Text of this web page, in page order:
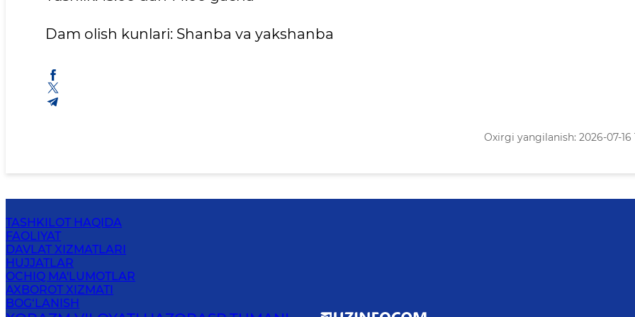
Dam olish kunlari: Shanba va yakshanba
Oxirgi yangilanish: 2026-07-16
TASHKILOT HAQIDA
FAOLIYAT
DAVLAT XIZMATLARI
HUJJATLAR
OCHIQ MA'LUMOTLAR
AXBOROT XIZMATI
BOG‘LANISH